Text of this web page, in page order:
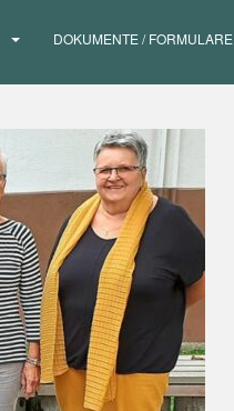
DOKUMENTE / FORMULARE